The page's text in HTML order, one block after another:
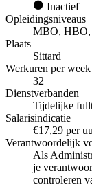
Inactief
Opleidingsniveaus
MBO, HBO,
Plaats
Sittard
Werkuren per week
32
Dienstverbanden
Tijdelijke
Salarisindicatie
€17,29 per
Verantwoordelijk
Als
je
controleren